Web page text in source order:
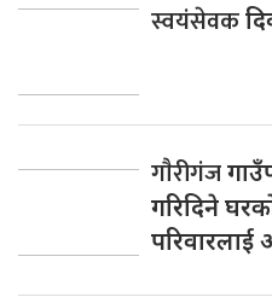
स्वयंसेवक
गाैरीगंज
गरिदिने
परिवारलाई